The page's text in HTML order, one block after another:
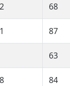
68
87
63
84